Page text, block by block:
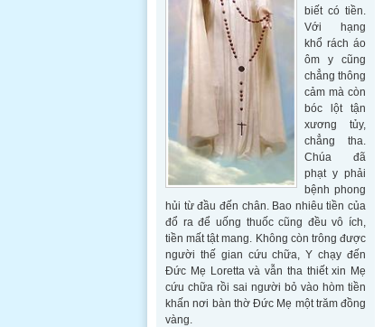
biết có tiền.
Với hạng
khổ rách áo
ôm y cũng
chẳng thông
cảm mà còn
bóc lột tận
xương tủy,
chẳng tha.
Chúa đã
phạt y phải
bệnh phong
hủi từ đầu đến chân. Bao nhiêu tiền của
đổ ra để uống thuốc cũng đều vô ích,
tiền mất tật mang. Không còn trông được
người thế gian cứu chữa, Y chạy đến
Đức Mẹ Loretta và vẫn tha thiết xin Mẹ
cứu chữa rồi sai người bỏ vào hòm tiền
khấn nơi bàn thờ Đức Mẹ một trăm đồng
vàng.